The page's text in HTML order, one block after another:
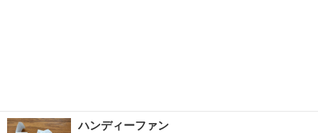
ハンディーファン